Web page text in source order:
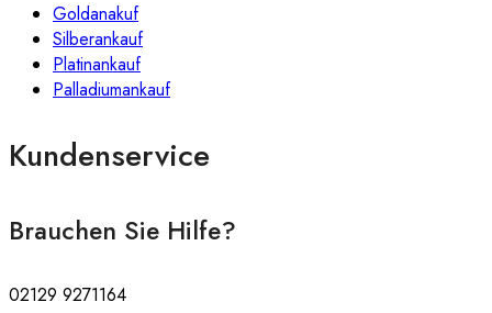
Goldanakuf
Silberankauf
Platinankauf
Palladiumankauf
Kundenservice
Brauchen Sie Hilfe?
02129 9271164